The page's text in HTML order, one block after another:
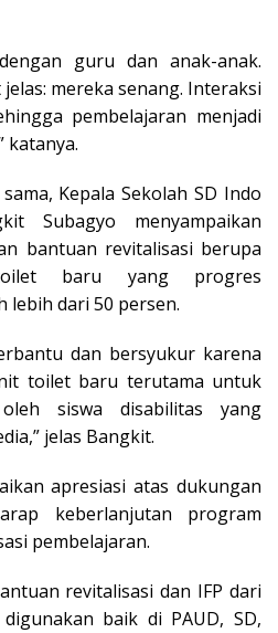
guru dan anak-anak.
mereka senang. Interaksi
pembelajaran menjadi
katanya.
Kepala Sekolah SD Indo
Subagyo menyampaikan
bantuan revitalisasi berupa
baru yang progres
lebih dari 50 persen.
dan bersyukur karena
toilet baru terutama untuk
siswa disabilitas yang
jelas Bangkit.
apresiasi atas dukungan
keberlanjutan program
pembelajaran.
revitalisasi dan IFP dari
baik di PAUD, SD,